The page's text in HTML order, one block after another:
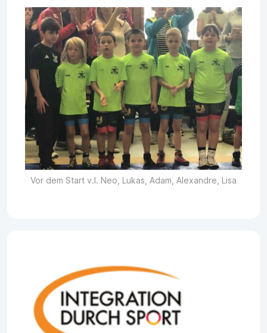
Vor dem Start v.l. Neo, Lukas, Adam, Alexandre, Lisa